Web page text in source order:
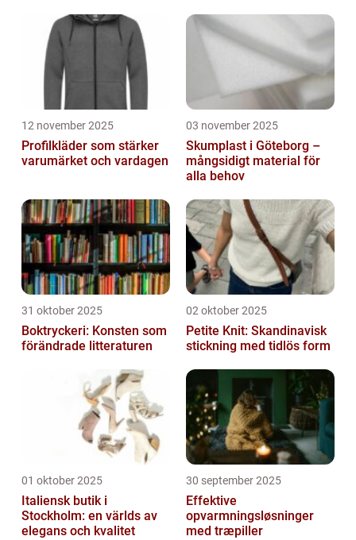
12 november 2025
Profilkläder som stärker
varumärket och vardagen
03 november 2025
Skumplast i Göteborg –
mångsidigt material för
alla behov
31 oktober 2025
Boktryckeri: Konsten som
förändrade litteraturen
02 oktober 2025
Petite Knit: Skandinavisk
stickning med tidlös form
01 oktober 2025
Italiensk butik i
Stockholm: en världs av
elegans och kvalitet
30 september 2025
Effektive
opvarmningsløsninger
med træpiller